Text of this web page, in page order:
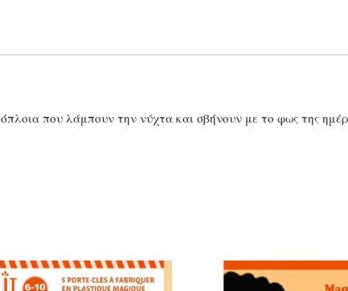
που λάμπουν την νύχτα και σβήνουν με το φως της